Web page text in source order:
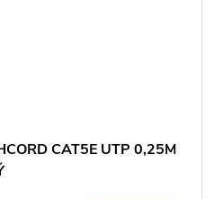
CAT5E UTP 0,25M